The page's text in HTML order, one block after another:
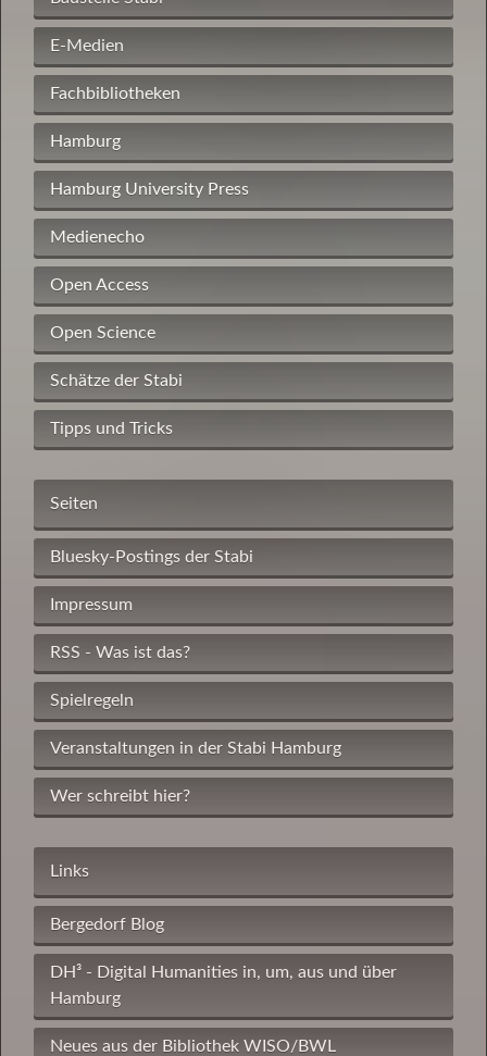
E-Medien
Fachbibliotheken
Hamburg
Hamburg University Press
Medienecho
Open Access
Open Science
Schätze der Stabi
Tipps und Tricks
Seiten
Bluesky-Postings der Stabi
Impressum
RSS - Was ist das?
Spielregeln
Veranstaltungen in der Stabi Hamburg
Wer schreibt hier?
Links
Bergedorf Blog
DH³ - Digital Humanities in, um, aus und über
Hamburg
Neues aus der Bibliothek WISO/BWL